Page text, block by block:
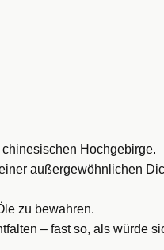
Hochgebirge.
außergewöhnlichen
zu bewahren.
– fast so, als würde